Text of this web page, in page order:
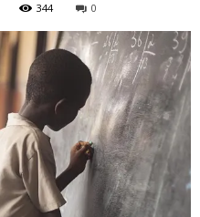
344 0